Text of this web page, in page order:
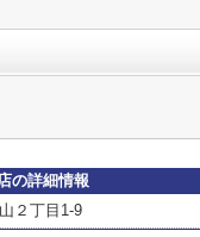
の詳細情報
２丁目1-9